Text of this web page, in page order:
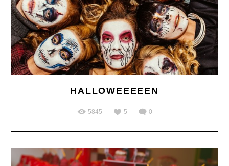
HALLOWEEEEEN
5845 5 0